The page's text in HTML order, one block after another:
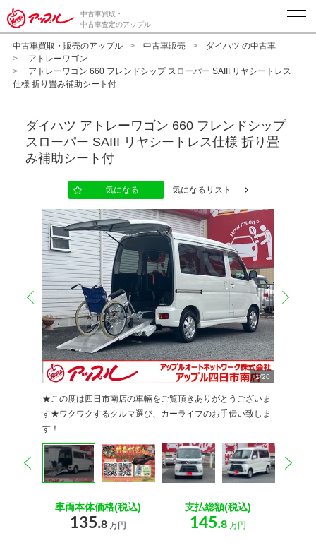
中古車買取・
中古車査定のアップル
中古車買取・販売のアップル 中古車販売
ダイハツ の中古車
アトレーワゴン
アトレーワゴン 660 フレンドシップ スローパー SAIII リヤシートレス
仕様 折り畳み補助シート付
ダイハツ アトレーワゴン 660 フレンドシップ
スローパー SAIII リヤシートレス仕様 折り畳
み補助シート付
気になる 気になるリスト
1/20
★この度は四日市南店の車輛をご覧頂きありがとうございま
す★ワクワクするクルマ選び、カーライフのお手伝い致しま
す！
2 20
3 20
4 20
5 20
6 20
7 20
8 20
9 20
10 2
0
11 2
0
12 2
0
13 2
0
14 2
0
15 2
0
16 2
0
17 2
0
18 2
0
19 2
0
20 2
0
prev
prev
車両本体価格(税込)
135.8 万円
支払総額(税込)
145.8万円